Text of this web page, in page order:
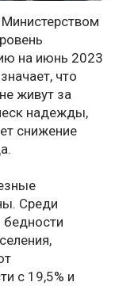
на июнь 2023
что
живут за
надежды,
снижение
Среди
с 19,5% и